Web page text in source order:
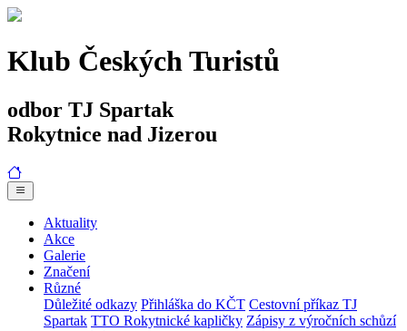
Klub Českých Turistů
odbor TJ Spartak
Rokytnice nad Jizerou
Aktuality
Akce
Galerie
Značení
Různé
Důležité odkazy Přihláška do KČT Cestovní příkaz TJ
Spartak TTO Rokytnické kapličky Zápisy z výročních schůzí